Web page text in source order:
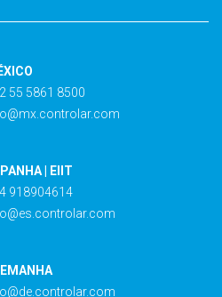
55 5861 8500
| EIIT
918904614